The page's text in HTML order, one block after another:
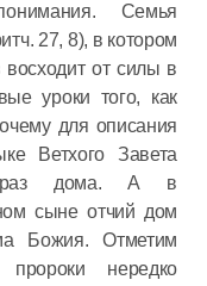
Семья
27, 8), в котором
восходит от силы в
уроки того, как
для описания
Ветхого Завета
дома. А в
сыне отчий дом
Божия. Отметим
пророки нередко